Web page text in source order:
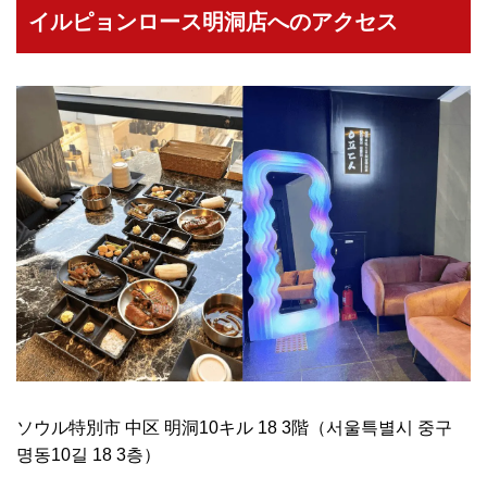
イルピョンロース明洞店へのアクセス
ソウル特別市 中区 明洞10キル 18 3階（서울특별시 중구
명동10길 18 3층）